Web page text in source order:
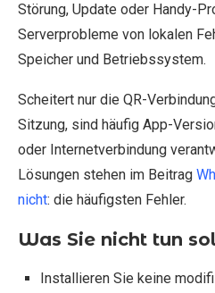
Störung, Update oder Handy-
Serverprobleme von lokalen
Speicher und Betriebssystem.
Scheitert nur die QR-
Sitzung, sind häufig App-
oder Internetverbindung
Lösungen stehen im Beitrag
nicht: die häufigsten Fehler.
Was Sie nicht tun
Installieren Sie keine